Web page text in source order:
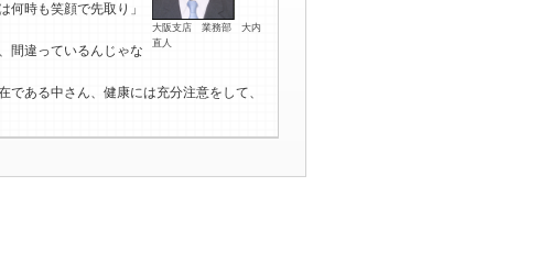
大阪支店 業務部 大内
直人
時も笑顔で先取り」
間違っているんじゃな
ある中さん、健康には充分注意をして、